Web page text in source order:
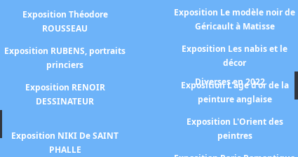
Exposition Théodore
ROUSSEAU
Exposition RUBENS, portraits
princiers
Exposition RENOIR
DESSINATEUR
Exposition NIKI De SAINT
PHALLE
Exposition Le modèle noir de
Géricault à Matisse
Exposition Les nabis et le
décor
Exposition L'age d'or de la
peinture anglaise
Exposition L'Orient des
peintres
Diverses en 2022